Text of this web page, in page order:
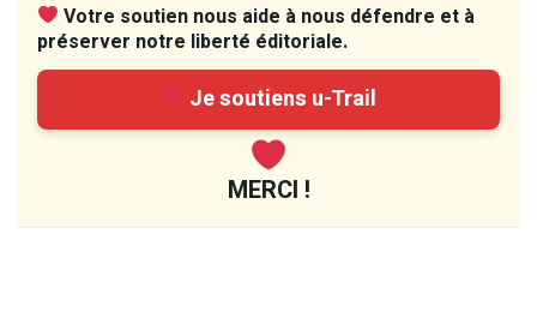
Votre soutien nous aide à nous défendre et à
préserver notre liberté éditoriale.
Je soutiens u-Trail
MERCI !